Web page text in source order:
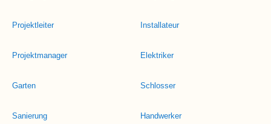
Projektleiter
Projektmanager
Garten
Sanierung
Installateur
Elektriker
Schlosser
Handwerker